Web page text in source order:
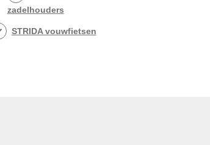
zadelhouders
STRIDA vouwfietsen